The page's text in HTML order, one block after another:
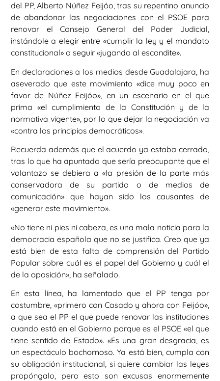
del PP, Alberto Núñez Feijóo, tras su repentino anuncio
de abandonar las negociaciones con el PSOE para
renovar el Consejo General del Poder Judicial,
instándole a elegir entre «cumplir la ley y el mandato
constitucional» o seguir «jugando al escondite».
En declaraciones a los medios desde Guadalajara, ha
aseverado que este movimiento «dice muy poco en
favor de Núñez Feijóo», en un escenario en el que
prima «el cumplimiento de la Constitución y de la
normativa vigente», por lo que dejar la negociación va
«contra los principios democráticos».
Recuerda además que el acuerdo ya estaba cerrado,
tras lo que ha apuntado que sería preocupante que el
volantazo se debiera a «la presión de la parte más
conservadora de su partido o de medios de
comunicación» que hayan sido los causantes de
«generar este movimiento».
«No tiene ni pies ni cabeza, es una mala noticia para la
democracia española que no se justifica. Creo que ya
está bien de esta falta de comprensión del Partido
Popular sobre cuál es el papel del Gobierno y cuál el
de la oposición», ha señalado.
En esta línea, ha lamentado que el PP tenga por
costumbre, «primero con Casado y ahora con Feijóo»,
a que sea el PP el que puede renovar las instituciones
cuando está en el Gobierno porque es el PSOE «el que
tiene sentido de Estado». «Es una gran desgracia, es
un espectáculo bochornoso. Ya está bien, cumpla con
su obligación institucional, si quiere cambiar las leyes
propóngalo, pero esto son excusas enormemente